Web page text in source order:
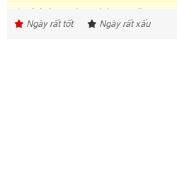
Lịch âm ngày 4 tháng 2 năm 2027
Ngày rất tốt Ngày rất xấu